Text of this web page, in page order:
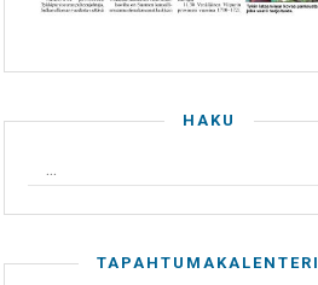
HAKU
TAPAHTUMAKALENTERI